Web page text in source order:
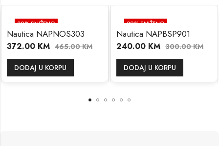
20% SNIŽENO
Nautica NAPNOS303
372.00 KM 465.00KM
DODAJ U KORPU
20% SNIŽENO
Nautica NAPBSP901
240.00 KM 300.00KM
DODAJ U KORPU